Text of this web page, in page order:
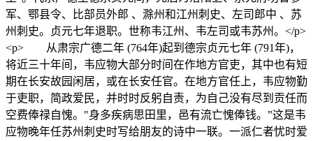
军、鄂县令、比部员外郎 、滁州和江州刺史、左司郎中 、苏
州刺史。贞元七年退职。世称韦江州、韦左司或韦苏州。</p>
<p> 从肃宗广德二年 (764年)起到德宗贞元七年 (791年)，
将近三十年间，韦应物大部分时间在作地方官吏，其中也有短
期在长安故园闲居，或在长安任官。在地方官任上，韦应物勤
于吏职，简政爱民，并时时反躬自责，为自己没有尽到贡任而
空费俸禄自愧。"身多疾病思田里，邑有流亡愧俸钱。”这是韦
应物晚年任苏州刺史时写给朋友的诗中一联。一派仁者忧时爱